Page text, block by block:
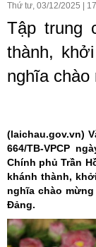
Thứ tư, 03/12/2025
Tập trung
thành,
nghĩa
(laichau.gov.vn)
664/TB-VPCP
Chính phủ Trần
khánh thành,
nghĩa chào
Đảng.